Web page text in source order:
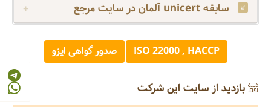
سابقه unicert آلمان در سایت مرجع
ISO 22000 , HACCP صدور گواهی ایزو
بازدید از سایت این شرکت